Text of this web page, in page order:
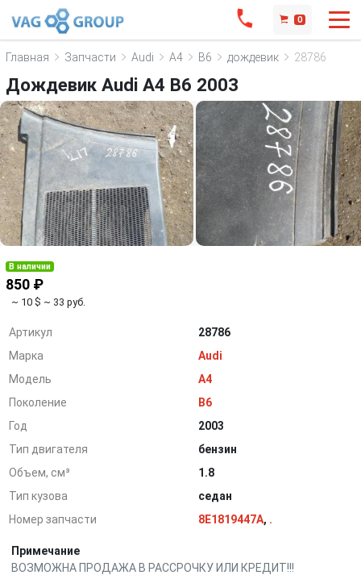
0
Главная Запчасти Audi A4 B6 дождевик 28786
Дождевик Audi A4 B6 2003
В наличии
850 ₽
~ 10 $ ~ 33 руб.
Артикул
28786
Марка
Audi
Модель
A4
Поколение
B6
Год
2003
Тип двигателя
бензин
Объем, см³
1.8
Тип кузова
седан
Номер запчасти
8E1819447A, .
Примечание
ВОЗМОЖНА ПРОДАЖА В РАССРОЧКУ ИЛИ КРЕДИТ!!!